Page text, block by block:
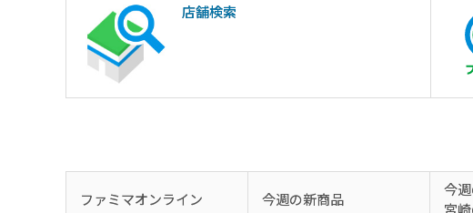
店舗検索
ファミマオンライン 今週の新商品
今
宮崎